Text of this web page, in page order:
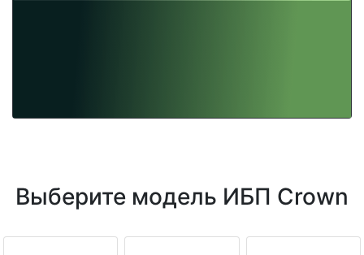
Выберите модель ИБП Crown